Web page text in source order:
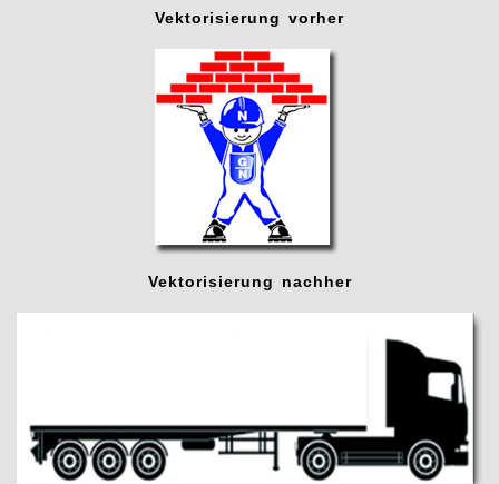
Vektorisierung vorher
Vektorisierung nachher